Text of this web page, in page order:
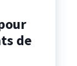
de